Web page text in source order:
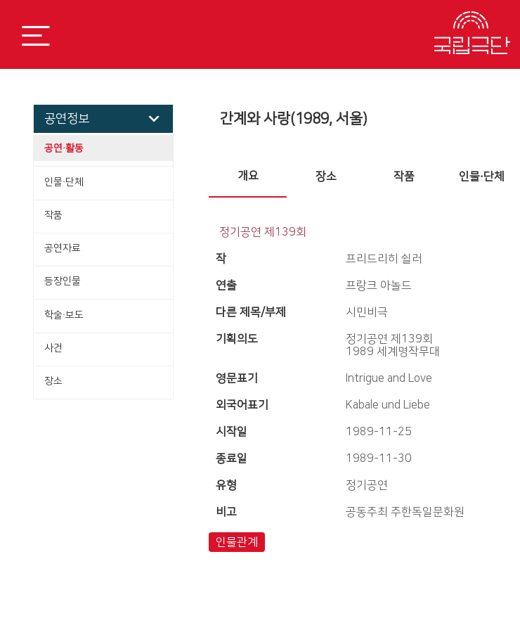
공연정보
공연·활동
인물·단체
작품
공연자료
등장인물
학술·보도
사건
장소
간계와 사랑(1989, 서울)
개요 장소 작품 인물·단체
정기공연 제139회
작 프리드리히 쉴러
연출 프랑크 아놀드
다른 제목/부제 시민비극
기획의도
정기공연 제139회
1989 세계명작무대
영문표기 Intrigue and Love
외국어표기 Kabale und Liebe
시작일 1989-11-25
종료일 1989-11-30
유형 정기공연
비고 공동주최 주한독일문화원
인물관계